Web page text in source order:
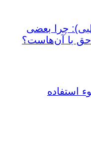
چرا بعضی
حق با آن‌هاست؟
استفاده